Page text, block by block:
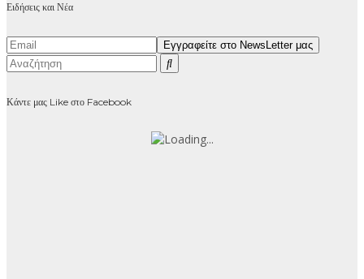
Ειδήσεις και Νέα
Κάντε μας Like στο Facebook